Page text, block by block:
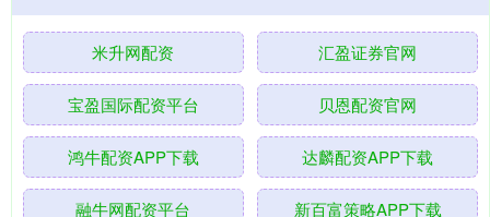
米升网配资 汇盈证券官网
宝盈国际配资平台 贝恩配资官网
鸿牛配资APP下载 达麟配资APP下载
融牛网配资平台 新百富策略APP下载